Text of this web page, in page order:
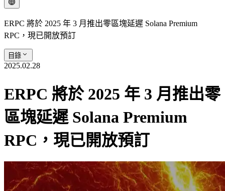
ERPC 將於 2025 年 3 月推出零區塊延遲 Solana Premium
RPC，現已開放預訂
目錄
2025.02.28
ERPC 將於 2025 年 3 月推出零
區塊延遲 Solana Premium
RPC，現已開放預訂